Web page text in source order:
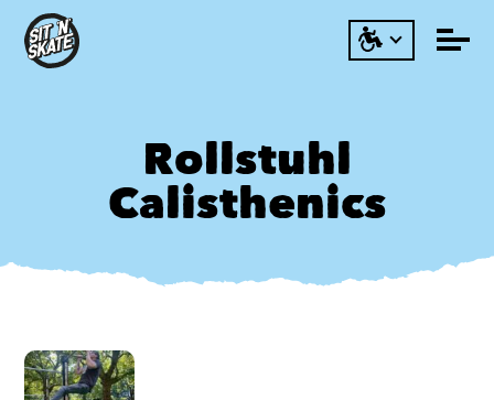
Rollstuhl
Calisthenics